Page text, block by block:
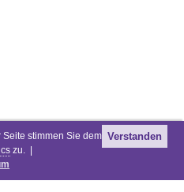
stimmen Sie dem
zu. |
Verstanden